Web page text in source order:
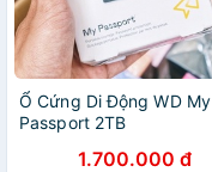
Ổ Cứng Di Động WD My
Passport 2TB
1.700.000 đ